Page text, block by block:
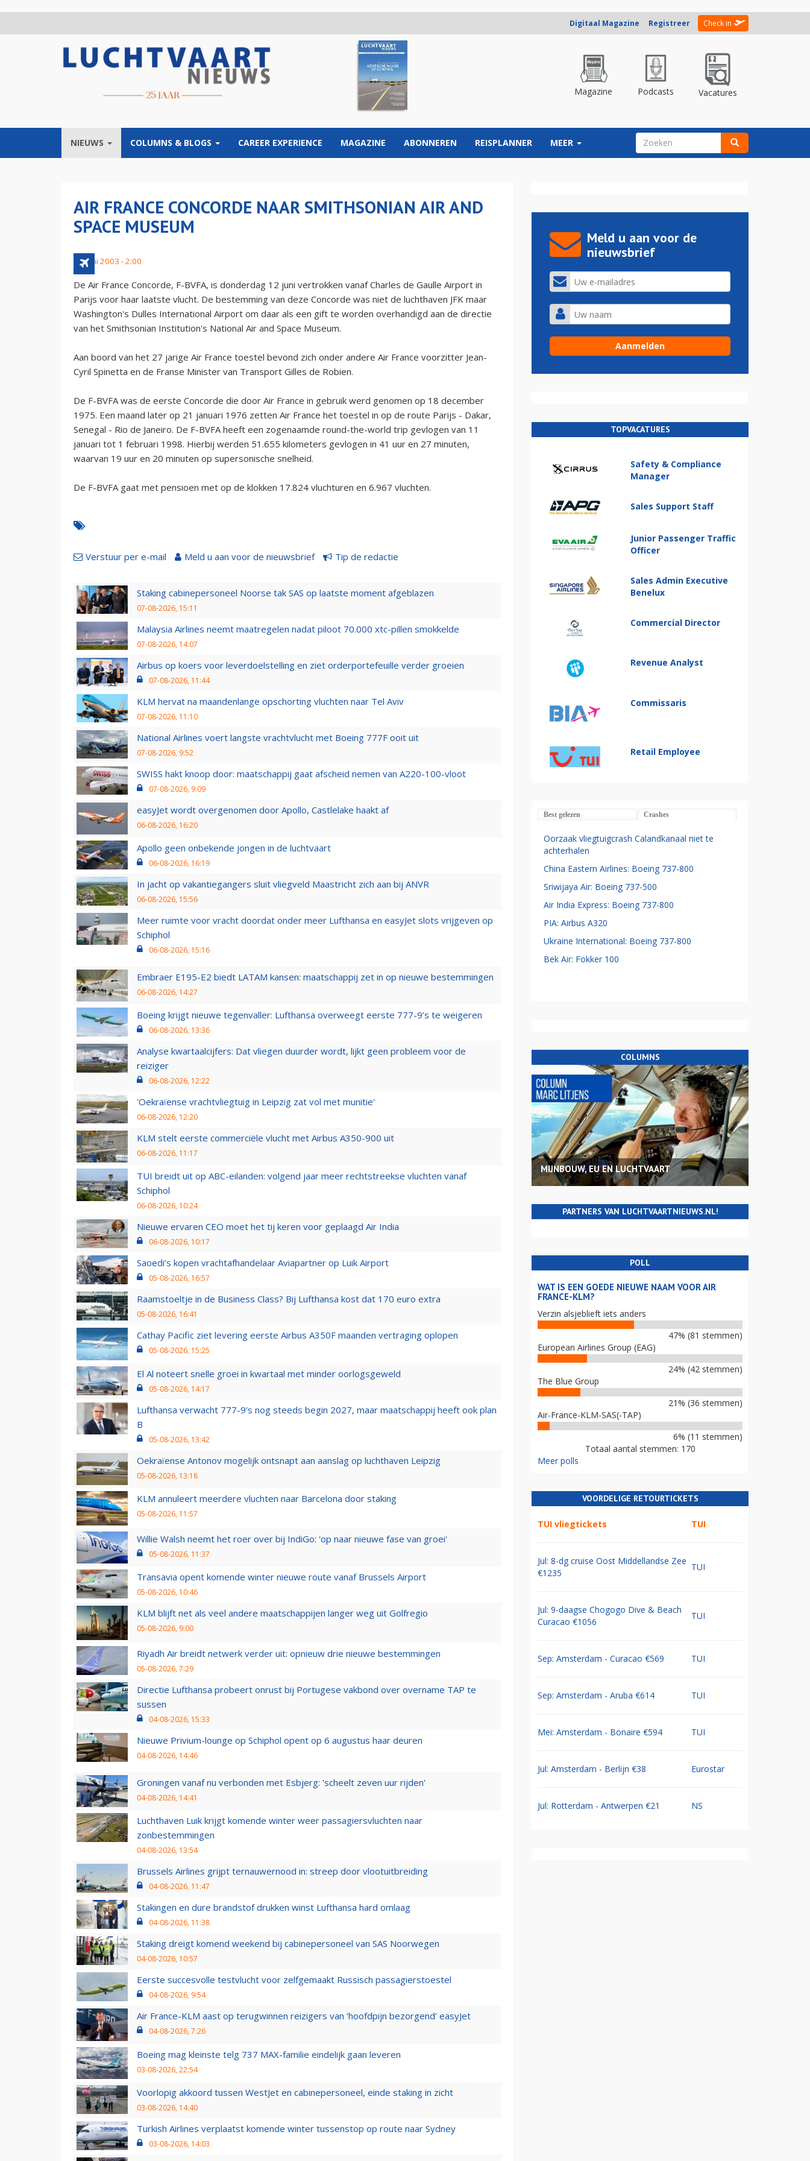
Digitaal Magazine Registreer Check in
Magazine Podcasts Vacatures
NIEUWS COLUMNS & BLOGS CAREER EXPERIENCE MAGAZINE ABONNEREN REISPLANNER MEER ZOEKVELD
AIR FRANCE CONCORDE NAAR SMITHSONIAN AIR AND
SPACE MUSEUM
13 juni 2003 - 2:00
De Air France Concorde, F-BVFA, is donderdag 12 juni vertrokken vanaf Charles de Gaulle Airport in
Parijs voor haar laatste vlucht. De bestemming van deze Concorde was niet de luchthaven JFK maar
Washington's Dulles International Airport om daar als een gift te worden overhandigd aan de directie
van het Smithsonian Institution's National Air and Space Museum.
Aan boord van het 27 jarige Air France toestel bevond zich onder andere Air France voorzitter Jean-
Cyril Spinetta en de Franse Minister van Transport Gilles de Robien.
De F-BVFA was de eerste Concorde die door Air France in gebruik werd genomen op 18 december
1975. Een maand later op 21 januari 1976 zetten Air France het toestel in op de route Parijs - Dakar,
Senegal - Rio de Janeiro. De F-BVFA heeft een zogenaamde round-the-world trip gevlogen van 11
januari tot 1 februari 1998. Hierbij werden 51.655 kilometers gevlogen in 41 uur en 27 minuten,
waarvan 19 uur en 20 minuten op supersonische snelheid.
De F-BVFA gaat met pensioen met op de klokken 17.824 vluchturen en 6.967 vluchten.
Verstuur per e-mail Meld u aan voor de nieuwsbrief Tip de redactie
Staking cabinepersoneel Noorse tak SAS op laatste moment afgeblazen
07-08-2026, 15:11
Malaysia Airlines neemt maatregelen nadat piloot 70.000 xtc-pillen smokkelde
07-08-2026, 14:07
Airbus op koers voor leverdoelstelling en ziet orderportefeuille verder groeien
07-08-2026, 11:44
KLM hervat na maandenlange opschorting vluchten naar Tel Aviv
07-08-2026, 11:10
National Airlines voert langste vrachtvlucht met Boeing 777F ooit uit
07-08-2026, 9:52
SWISS hakt knoop door: maatschappij gaat afscheid nemen van A220-100-vloot
07-08-2026, 9:09
easyJet wordt overgenomen door Apollo, Castlelake haakt af
06-08-2026, 16:20
Apollo geen onbekende jongen in de luchtvaart
06-08-2026, 16:19
In jacht op vakantiegangers sluit vliegveld Maastricht zich aan bij ANVR
06-08-2026, 15:56
Meer ruimte voor vracht doordat onder meer Lufthansa en easyJet slots vrijgeven op
Schiphol
06-08-2026, 15:16
Embraer E195-E2 biedt LATAM kansen: maatschappij zet in op nieuwe bestemmingen
06-08-2026, 14:27
Boeing krijgt nieuwe tegenvaller: Lufthansa overweegt eerste 777-9’s te weigeren
06-08-2026, 13:36
Analyse kwartaalcijfers: Dat vliegen duurder wordt, lijkt geen probleem voor de
reiziger
06-08-2026, 12:22
'Oekraïense vrachtvliegtuig in Leipzig zat vol met munitie'
06-08-2026, 12:20
KLM stelt eerste commerciële vlucht met Airbus A350-900 uit
06-08-2026, 11:17
TUI breidt uit op ABC-eilanden: volgend jaar meer rechtstreekse vluchten vanaf
Schiphol
06-08-2026, 10:24
Nieuwe ervaren CEO moet het tij keren voor geplaagd Air India
06-08-2026, 10:17
Saoedi’s kopen vrachtafhandelaar Aviapartner op Luik Airport
05-08-2026, 16:57
Raamstoeltje in de Business Class? Bij Lufthansa kost dat 170 euro extra
05-08-2026, 16:41
Cathay Pacific ziet levering eerste Airbus A350F maanden vertraging oplopen
05-08-2026, 15:25
El Al noteert snelle groei in kwartaal met minder oorlogsgeweld
05-08-2026, 14:17
Lufthansa verwacht 777-9’s nog steeds begin 2027, maar maatschappij heeft ook plan
B
05-08-2026, 13:42
Oekraïense Antonov mogelijk ontsnapt aan aanslag op luchthaven Leipzig
05-08-2026, 13:18
KLM annuleert meerdere vluchten naar Barcelona door staking
05-08-2026, 11:57
Willie Walsh neemt het roer over bij IndiGo: 'op naar nieuwe fase van groei'
05-08-2026, 11:37
Transavia opent komende winter nieuwe route vanaf Brussels Airport
05-08-2026, 10:46
KLM blijft net als veel andere maatschappijen langer weg uit Golfregio
05-08-2026, 9:00
Riyadh Air breidt netwerk verder uit: opnieuw drie nieuwe bestemmingen
05-08-2026, 7:29
Directie Lufthansa probeert onrust bij Portugese vakbond over overname TAP te
sussen
04-08-2026, 15:33
Nieuwe Privium-lounge op Schiphol opent op 6 augustus haar deuren
04-08-2026, 14:46
Groningen vanaf nu verbonden met Esbjerg: 'scheelt zeven uur rijden'
04-08-2026, 14:41
Luchthaven Luik krijgt komende winter weer passagiersvluchten naar
zonbestemmingen
04-08-2026, 13:54
Brussels Airlines grijpt ternauwernood in: streep door vlootuitbreiding
04-08-2026, 11:47
Stakingen en dure brandstof drukken winst Lufthansa hard omlaag
04-08-2026, 11:38
Staking dreigt komend weekend bij cabinepersoneel van SAS Noorwegen
04-08-2026, 10:57
Eerste succesvolle testvlucht voor zelfgemaakt Russisch passagierstoestel
04-08-2026, 9:54
Air France-KLM aast op terugwinnen reizigers van ‘hoofdpijn bezorgend’ easyJet
04-08-2026, 7:26
Boeing mag kleinste telg 737 MAX-familie eindelijk gaan leveren
03-08-2026, 22:54
Voorlopig akkoord tussen WestJet en cabinepersoneel, einde staking in zicht
03-08-2026, 14:40
Turkish Airlines verplaatst komende winter tussenstop op route naar Sydney
03-08-2026, 14:03
Meld u aan voor de
nieuwsbrief
TOPVACATURES
Safety & Compliance
Manager
Sales Support Staff
Junior Passenger Traffic
Officer
Sales Admin Executive
Benelux
Commercial Director
Revenue Analyst
Commissaris
Retail Employee
Best gelezen Crashes
Oorzaak vliegtuigcrash Calandkanaal niet te
achterhalen
China Eastern Airlines: Boeing 737-800
Sriwijaya Air: Boeing 737-500
Air India Express: Boeing 737-800
PIA: Airbus A320
Ukraine International: Boeing 737-800
Bek Air: Fokker 100
COLUMNS
MIJNBOUW, EU EN LUCHTVAART
PARTNERS VAN LUCHTVAARTNIEUWS.NL!
POLL
WAT IS EEN GOEDE NIEUWE NAAM VOOR AIR
FRANCE-KLM?
Verzin alsjeblieft iets anders
47% (81 stemmen)
European Airlines Group (EAG)
24% (42 stemmen)
The Blue Group
21% (36 stemmen)
Air-France-KLM-SAS(-TAP)
6% (11 stemmen)
Totaal aantal stemmen: 170
Meer polls
VOORDELIGE RETOURTICKETS
TUI vliegtickets TUI
Jul: 8-dg cruise Oost Middellandse Zee
€1235
TUI
Jul: 9-daagse Chogogo Dive & Beach
Curacao €1056
TUI
Sep: Amsterdam - Curacao €569 TUI
Sep: Amsterdam - Aruba €614 TUI
Mei: Amsterdam - Bonaire €594 TUI
Jul: Amsterdam - Berlijn €38 Eurostar
Jul: Rotterdam - Antwerpen €21 NS